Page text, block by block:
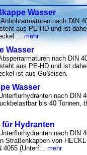
Wasser
nach DIN
aus PE-HD und ist
...mehr
Wasser
nach DIN
aus PE-HD und ist
ist aus Gußeisen.
Wasser
nach DIN
bis 40
Hydranten
nach DIN
Straßenkappen von
4055 (Unterf... mehr